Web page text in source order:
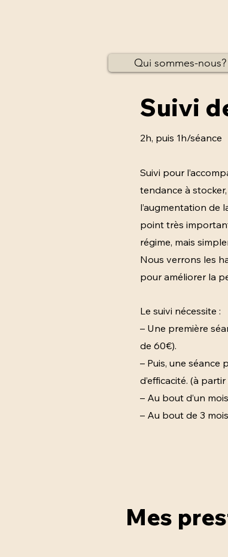
Qui sommes-nous?
Suivi
2h, puis 1h/séance
Suivi pour
tendance à
l’augmentation de
point très
régime, mais
Nous verrons les
pour améliorer la
Le suivi nécessite :
– Une première
de 60€).
– Puis, une séance
d’efficacité. (à
– Au bout d’un
– Au bout de 3
Mes
Mes